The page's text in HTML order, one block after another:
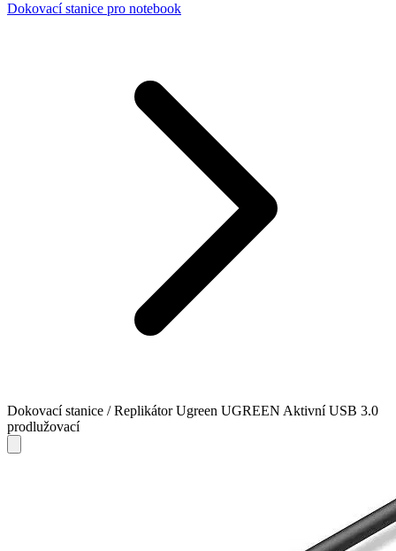
Dokovací stanice pro notebook
Dokovací stanice / Replikátor Ugreen UGREEN Aktivní USB 3.0
prodlužovací